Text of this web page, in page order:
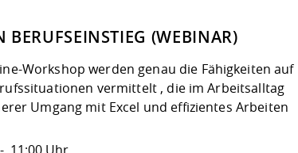
BERUFSEINSTIEG (WEBINAR)
Workshop werden genau die Fähigkeiten auf
vermittelt , die im Arbeitsalltag
Umgang mit Excel und effizientes Arbeiten